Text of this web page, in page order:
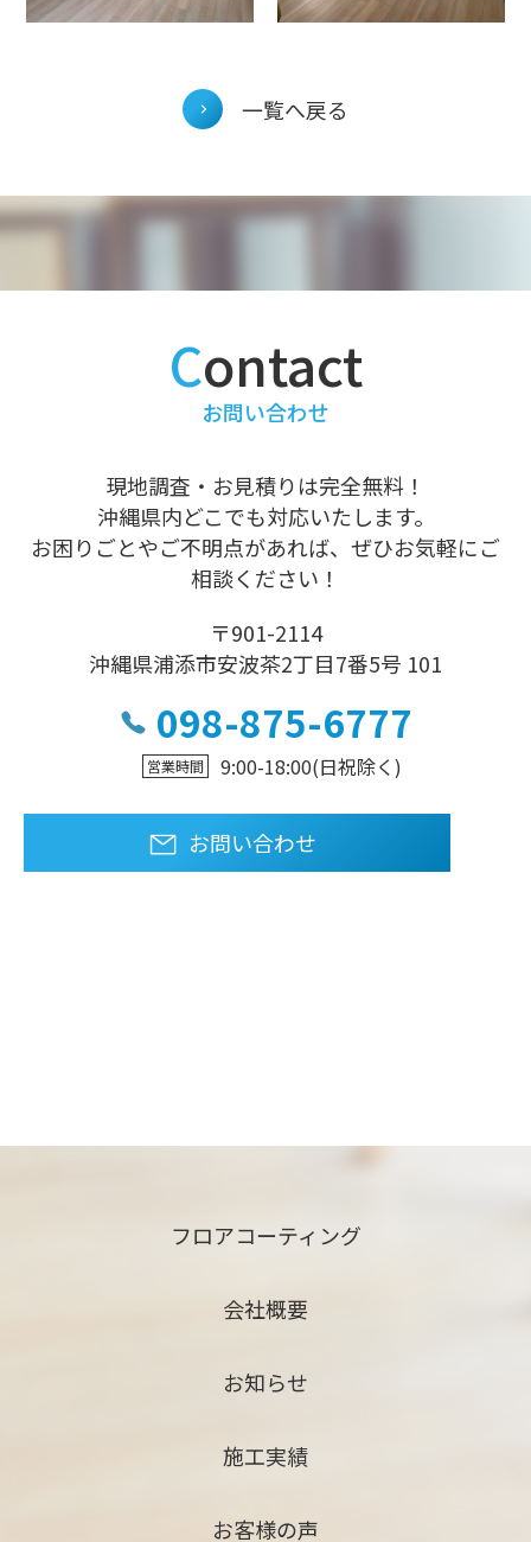
ー
シ
ョ
一覧へ戻る
contact
お問い合わせ
現地調査・お見積りは完全無料！
沖縄県内どこでも対応いたします。
お困りごとやご不明点があれば、ぜひお気軽にご
相談ください！
〒901-2114
沖縄県浦添市安波茶2丁目7番5号 101
098-875-6777
営業時間 9:00-18:00(日祝除く)
お問い合わせ
フロアコーティング
会社概要
お知らせ
施工実績
お客様の声